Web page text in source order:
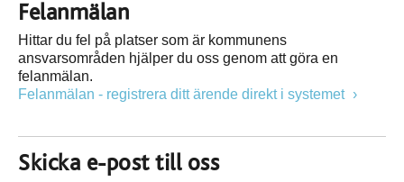
Felanmälan
Hittar du fel på platser som är kommunens
ansvarsområden hjälper du oss genom att göra en
felanmälan.
Felanmälan - registrera ditt ärende direkt i systemet
Skicka e-post till oss